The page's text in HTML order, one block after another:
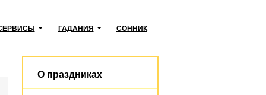
ГАДАНИЯ СОННИК
О праздниках